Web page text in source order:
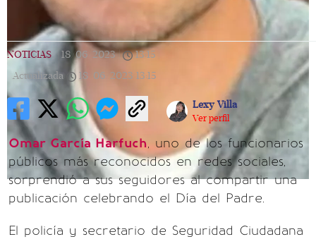
NOTICIAS | 18/06/2023 | 13:15
Actualizada
18/06/2023 13:15
Lexy Villa
Ver perfil
Omar García Harfuch, uno de los funcionarios
públicos más reconocidos en redes sociales,
sorprendió a sus seguidores al compartir una
publicación celebrando el Día del Padre.
El policía y secretario de Seguridad Ciudadana